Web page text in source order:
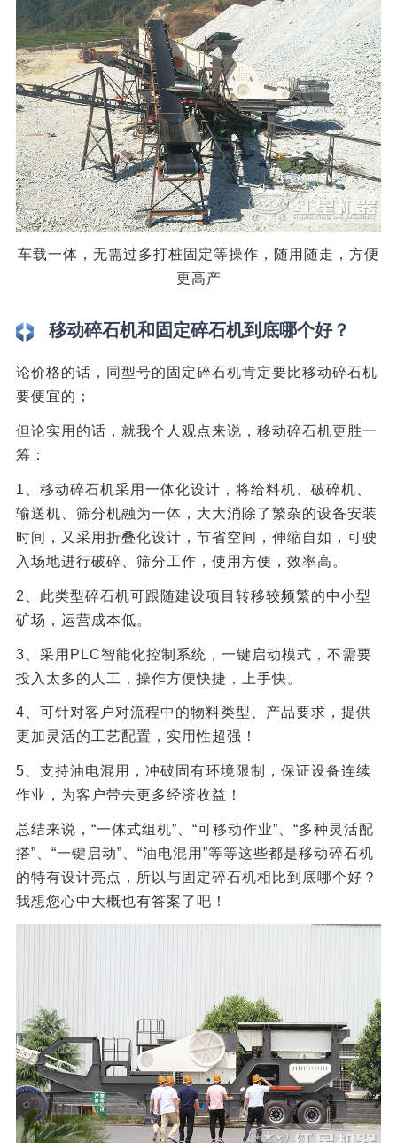
车载一体，无需过多打桩固定等操作，随用随走，方便
更高产
移动碎石机和固定碎石机到底哪个好？
论价格的话，同型号的固定碎石机肯定要比移动碎石机
要便宜的；
但论实用的话，就我个人观点来说，移动碎石机更胜一
筹：
1、移动碎石机采用一体化设计，将给料机、破碎机、
输送机、筛分机融为一体，大大消除了繁杂的设备安装
时间，又采用折叠化设计，节省空间，伸缩自如，可驶
入场地进行破碎、筛分工作，使用方便，效率高。
2、此类型碎石机可跟随建设项目转移较频繁的中小型
矿场，运营成本低。
3、采用PLC智能化控制系统，一键启动模式，不需要
投入太多的人工，操作方便快捷，上手快。
4、可针对客户对流程中的物料类型、产品要求，提供
更加灵活的工艺配置，实用性超强！
5、支持油电混用，冲破固有环境限制，保证设备连续
作业，为客户带去更多经济收益！
总结来说，“一体式组机”、“可移动作业”、“多种灵活配
搭”、“一键启动”、“油电混用”等等这些都是移动碎石机
的特有设计亮点，所以与固定碎石机相比到底哪个好？
我想您心中大概也有答案了吧！